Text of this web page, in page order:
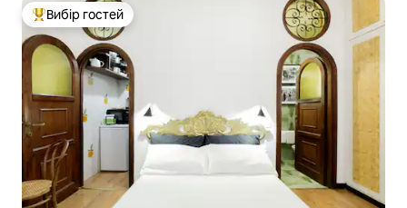
Топ вибір гостей
Вибір гостей